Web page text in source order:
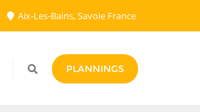
Aix-Les-Bains, Savoie France
PLANNINGS